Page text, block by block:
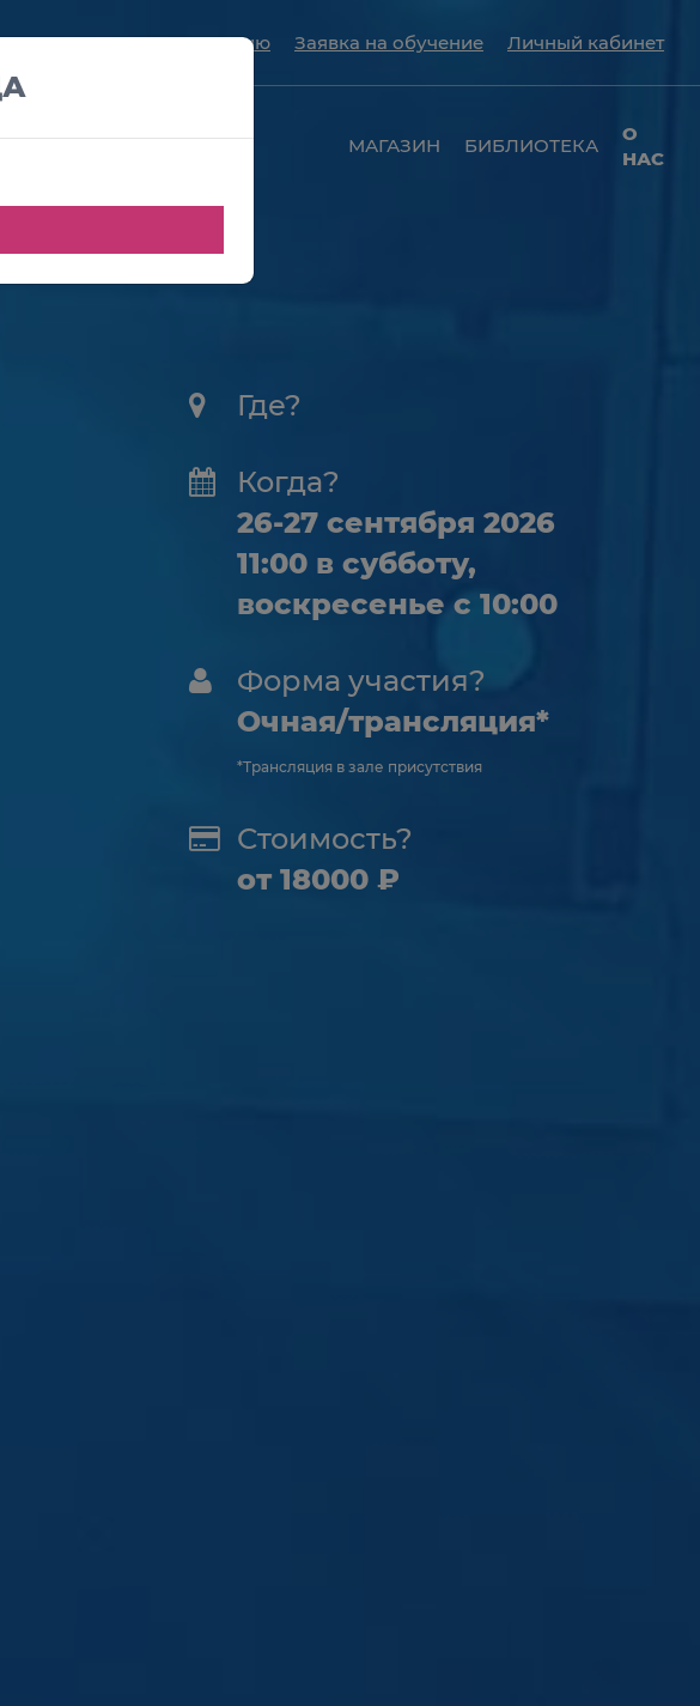
Запись на консультацию Заявка на обучение Личный кабинет
КОНСУЛЬТАЦИЯ
МАГАЗИН БИБЛИОТЕКА
О
НАС
Где?
Когда?
26-27 сентября 2026
11:00 в субботу,
воскресенье с 10:00
Форма участия?
Очная/трансляция*
*Трансляция в зале присутствия
Стоимость?
от 18000 ₽